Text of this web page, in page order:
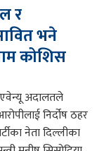
र
भने
कोशिस
एवेन्यू अदालतले
निर्दोष ठहर
नेता दिल्लीका